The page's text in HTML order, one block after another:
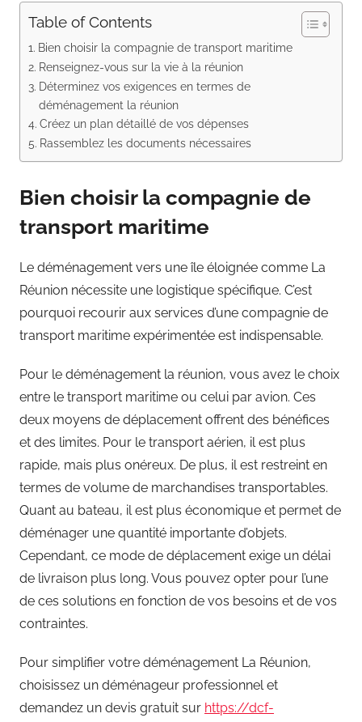
Table of Contents
Bien choisir la compagnie de transport maritime
Renseignez-vous sur la vie à la réunion
Déterminez vos exigences en termes de
déménagement la réunion
Créez un plan détaillé de vos dépenses
Rassemblez les documents nécessaires
Bien choisir la compagnie de
transport maritime
Le déménagement vers une île éloignée comme La
Réunion nécessite une logistique spécifique. C’est
pourquoi recourir aux services d’une compagnie de
transport maritime expérimentée est indispensable.
Pour le déménagement la réunion, vous avez le choix
entre le transport maritime ou celui par avion. Ces
deux moyens de déplacement offrent des bénéfices
et des limites. Pour le transport aérien, il est plus
rapide, mais plus onéreux. De plus, il est restreint en
termes de volume de marchandises transportables.
Quant au bateau, il est plus économique et permet de
déménager une quantité importante d’objets.
Cependant, ce mode de déplacement exige un délai
de livraison plus long. Vous pouvez opter pour l’une
de ces solutions en fonction de vos besoins et de vos
contraintes.
Pour simplifier votre déménagement La Réunion,
choisissez un déménageur professionnel et
demandez un devis gratuit sur https://dcf-